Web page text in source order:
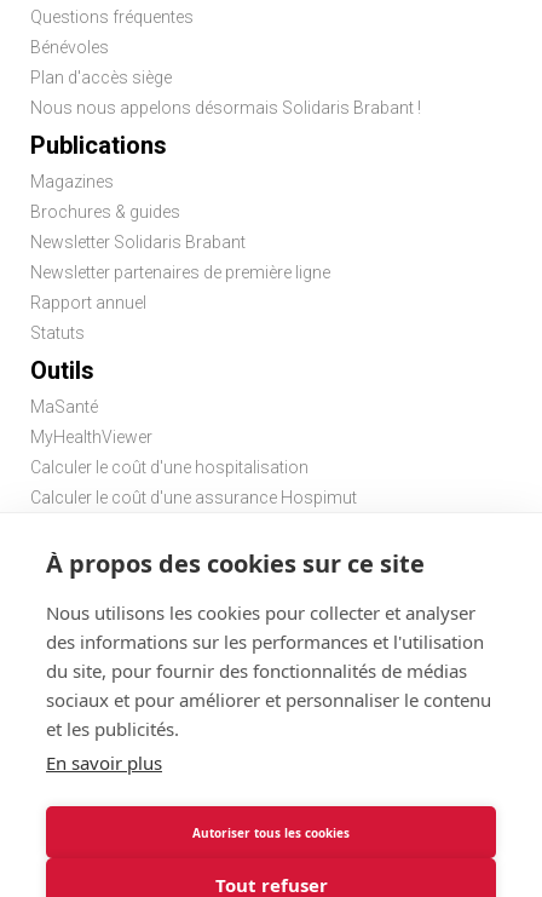
À propos des cookies sur ce site
Nous utilisons les cookies pour collecter et analyser
des informations sur les performances et l'utilisation
du site, pour fournir des fonctionnalités de médias
sociaux et pour améliorer et personnaliser le contenu
et les publicités.
En savoir plus
Autoriser tous les cookies
Tout refuser
Questions fréquentes
Bénévoles
Plan d'accès siège
Nous nous appelons désormais Solidaris Brabant !
Publications
Magazines
Brochures & guides
Newsletter Solidaris Brabant
Newsletter partenaires de première ligne
Rapport annuel
Statuts
Outils
MaSanté
MyHealthViewer
Calculer le coût d'une hospitalisation
Calculer le coût d'une assurance Hospimut
Chercher un médecin de garde
@ 2026
Brabant
Disclaimer
Menu
Solidaris Brabant Assurances : informations légales et vie